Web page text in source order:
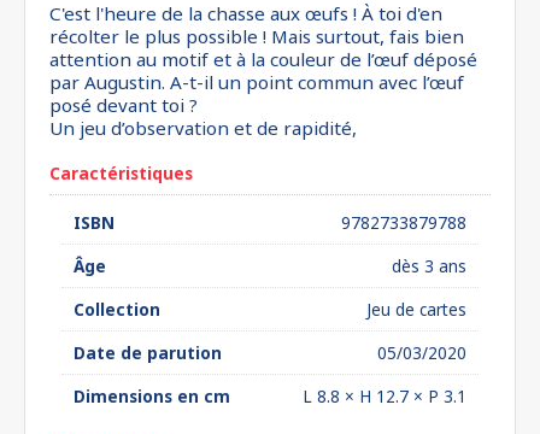
C'est l'heure de la chasse aux œufs ! À toi d'en
récolter le plus possible ! Mais surtout, fais bien
attention au motif et à la couleur de l’œuf déposé
par Augustin. A-t-il un point commun avec l’œuf
posé devant toi ?
Un jeu d’observation et de rapidité,
Caractéristiques
ISBN
9782733879788
Âge
dès 3 ans
Collection
Jeu de cartes
Date de parution
05/03/2020
Dimensions en cm
L 8.8 × H 12.7 × P 3.1